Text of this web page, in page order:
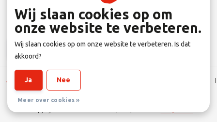
Abonneer
Algemene Leverings voorwaarden
|
Sitemap
Wij slaan cookies op om
onze website te verbeteren.
Wij slaan cookies op om onze website te verbeteren. Is dat
akkoord?
Ja Nee
Meer over cookies »